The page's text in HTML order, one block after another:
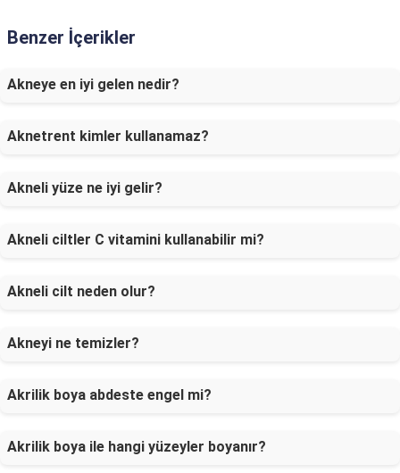
Benzer İçerikler
Akneye en iyi gelen nedir?
Aknetrent kimler kullanamaz?
Akneli yüze ne iyi gelir?
Akneli ciltler C vitamini kullanabilir mi?
Akneli cilt neden olur?
Akneyi ne temizler?
Akrilik boya abdeste engel mi?
Akrilik boya ile hangi yüzeyler boyanır?